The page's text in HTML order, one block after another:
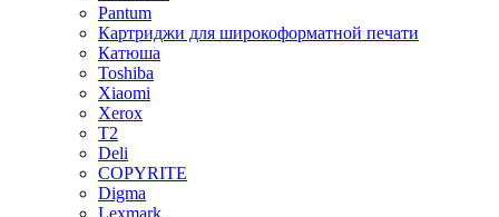
Pantum
Картриджи для широкоформатной печати
Катюша
Toshiba
Xiaomi
Xerox
T2
Deli
COPYRITE
Digma